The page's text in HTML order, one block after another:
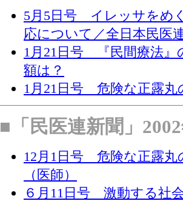
5月5日号 イレッサをめ
応について／全日本民医
1月21日号 『民間療法
額は？
1月21日号 危険な正露丸
■「民医連新聞」
12月1日号 危険な正露
（医師）
６月11日号 激動する社